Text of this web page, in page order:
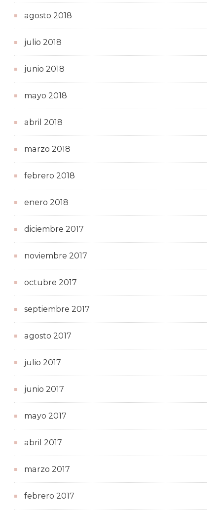
agosto 2018
julio 2018
junio 2018
mayo 2018
abril 2018
marzo 2018
febrero 2018
enero 2018
diciembre 2017
noviembre 2017
octubre 2017
septiembre 2017
agosto 2017
julio 2017
junio 2017
mayo 2017
abril 2017
marzo 2017
febrero 2017